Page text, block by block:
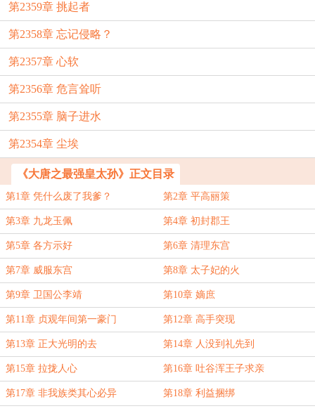
第2359章 挑起者
第2358章 忘记侵略？
第2357章 心软
第2356章 危言耸听
第2355章 脑子进水
第2354章 尘埃
《大唐之最强皇太孙》正文目录
第1章 凭什么废了我爹？ 第2章 平高丽策
第3章 九龙玉佩 第4章 初封郡王
第5章 各方示好 第6章 清理东宫
第7章 威服东宫 第8章 太子妃的火
第9章 卫国公李靖 第10章 嫡庶
第11章 贞观年间第一豪门 第12章 高手突现
第13章 正大光明的去 第14章 人没到礼先到
第15章 拉拢人心 第16章 吐谷浑王子求亲
第17章 非我族类其心必异 第18章 利益捆绑